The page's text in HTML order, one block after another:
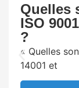
Quelles
ISO
?
« Quelles
14001 et